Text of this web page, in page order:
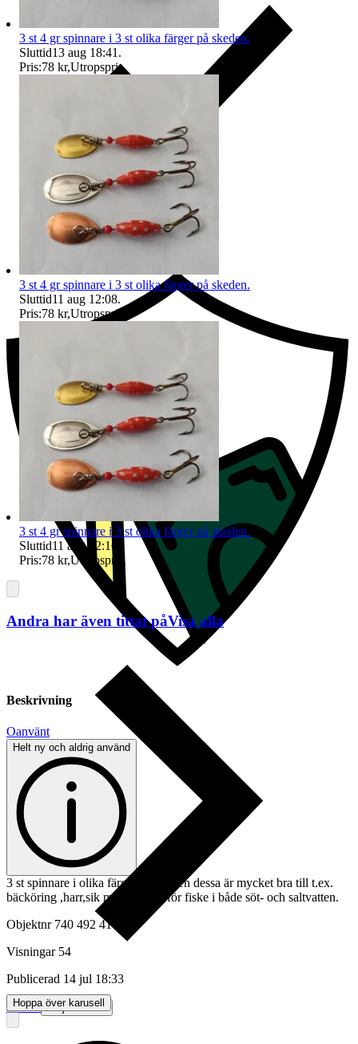
Ersättning om du inte får din vara
Beskrivning
Oanvänt
Helt ny och aldrig använd
3 st spinnare i olika färger på skeden dessa är mycket bra till t.ex.
bäcköring ,harr,sik m.m. Passar för fiske i både söt- och saltvatten.
Objektnr 740 492 410
Visningar 54
Publicerad 14 jul 18:33
Anmäl Sälj liknande
3 st 4 gr spinnare i 3 st olika färger på skeden.
Sluttid13 aug 18:41 .
Pris:78 kr,Utropspris.
3 st 4 gr spinnare i 3 st olika färger på skeden.
Sluttid11 aug 12:08.
Pris:78 kr,Utropspris
3 st 4 gr spinnare i 3 st olika färger på skeden.
Sluttid11 aug 12:16
Pris:78 kr,Utropspris .
Andra har även tittat påVisa alla
Hoppa över karusell